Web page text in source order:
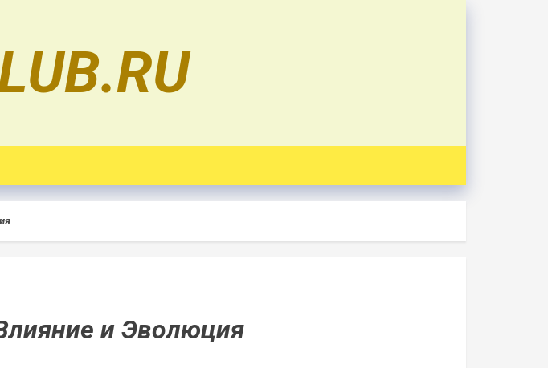
и Эволюция